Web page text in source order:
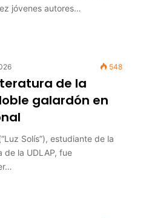
jóvenes autores…
548
de la
galardón en
Solís”), estudiante de la
de la UDLAP, fue